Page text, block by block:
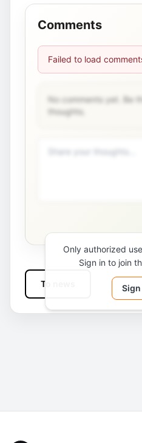
Comments
Failed to load
No comments yet. Be
thoughts.
Only authorized
Sign in to join
Sign
To news